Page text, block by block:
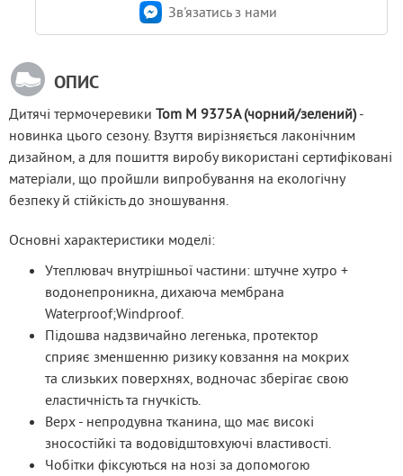
Зв'язатись з нами
ОПИС
Дитячі термочеревики Tom M 9375A (чорний/зелений) -
новинка цього сезону. Взуття вирізняється лаконічним
дизайном, а для пошиття виробу використані сертифіковані
матеріали, що пройшли випробування на екологічну
безпеку й стійкість до зношування.
Основні характеристики моделі:
Утеплювач внутрішньої частини: штучне хутро +
водонепроникна, дихаюча мембрана
Waterproof;Windproof.
Підошва надзвичайно легенька, протектор
сприяє зменшенню ризику ковзання на мокрих
та слизьких поверхнях, водночас зберігає свою
еластичність та гнучкість.
Верх - непродувна тканина, що має високі
зносостійкі та водовідштовхуючі властивості.
Чобітки фіксуються на нозі за допомогою